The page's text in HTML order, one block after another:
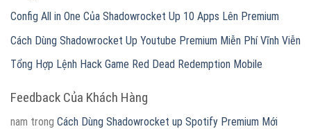
Config All in One Của Shadowrocket Up 10 Apps Lên Premium
Cách Dùng Shadowrocket Up Youtube Premium Miễn Phí Vĩnh Viễn
Tổng Hợp Lệnh Hack Game Red Dead Redemption Mobile
Feedback Của Khách Hàng
nam trong Cách Dùng Shadowrocket up Spotify Premium Mới